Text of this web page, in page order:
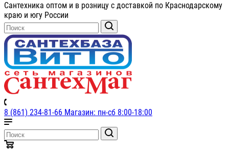
Сантехника оптом и в розницу с доставкой по Краснодарскому
краю и югу России
8 (861) 234-81-66 Магазин: пн-сб 8:00-18:00